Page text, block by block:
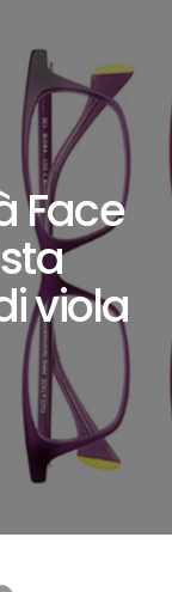
Face
viola